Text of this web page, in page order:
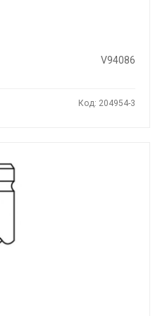
V94086
Код: 204954-3